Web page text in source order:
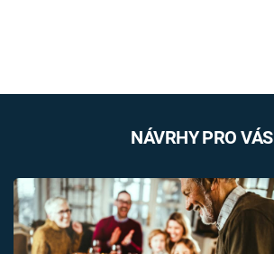
NÁVRHY PRO VÁS